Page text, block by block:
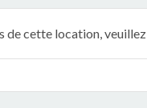
de cette location, veuillez